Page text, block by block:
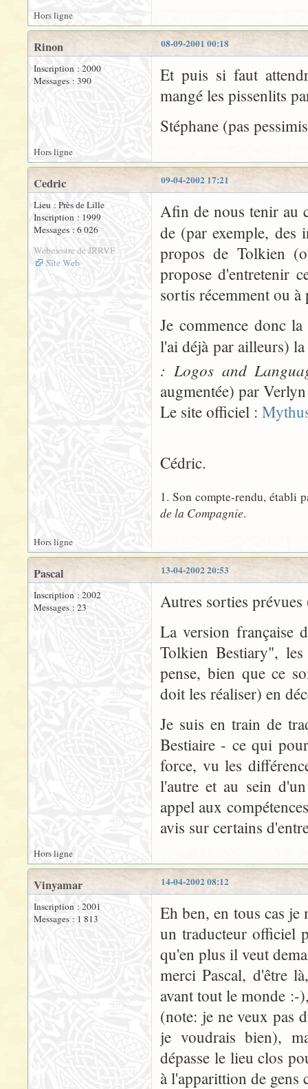
Hors ligne
08-09-2001 00:18
Rinon
Inscription : 2000
Messages : 390
Et puis si faut
mangé les pissenlits
Stéphane (pas
Hors ligne
09-04-2002 17:21
Cedric
Lieu : Près de Lille
Inscription : 1999
Messages : 6 026
Webmestre de JRRVF
Site Web
Afin de nous tenir au
de (par exemple, des
propos de Tolkien
propose d'entretenir
sortis récemment ou à
Je commence donc
l'ai déjà par ailleurs)
: Logos and
augmentée) par
Le site officiel :
Cédric.
1. Son compte-rendu, établi
de la Compagnie.
Hors ligne
13-04-2002 20:53
Pascal
Inscription : 2002
Messages : 23
Autres sorties
La version française
Tolkien Bestiary",
pense, bien que ce
doit les réaliser) en
Je suis en train de
Bestiaire - ce qui
force, vu les
l'autre et au sein
appel aux
avis sur certains
Hors ligne
14-04-2002 08:12
Vinyamar
Inscription : 2001
Messages : 1 813
Eh ben, en tous cas
un traducteur officiel
qu'en plus il veut
merci Pascal, d'être
avant tout le monde :-
(note: je ne veux pas
je voudrais bien),
dépasse le lieu clos
à l'apparittion de gens